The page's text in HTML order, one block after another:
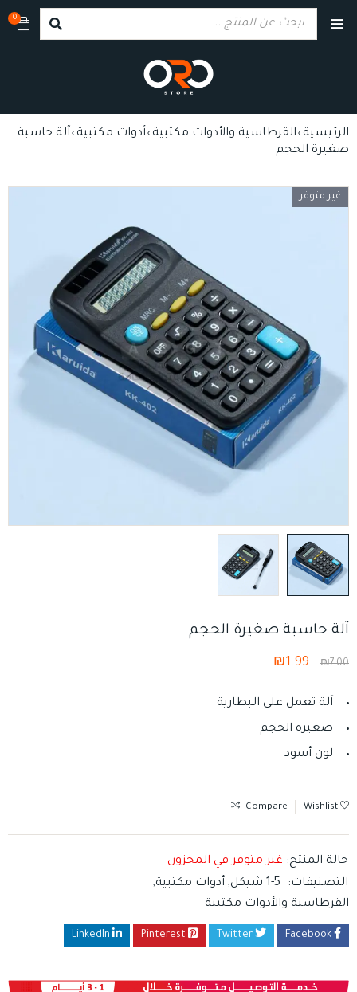
0
الرئيسية › القرطاسية والأدوات مكتبية › أدوات مكتبية › آلة حاسبة
صغيرة الحجم
غير متوفر
آلة حاسبة صغيرة الحجم
₪7.00
₪1.99
آلة تعمل على البطارية
صغيرة الحجم
لون أسود
Wishlist
Compare
حالة المنتج: غير متوفر في المخزون
التصنيفات:
1-5 شيكل , أدوات مكتبية,
القرطاسية والأدوات مكتبية
Facebook
Twitter
Pinterest
LinkedIn